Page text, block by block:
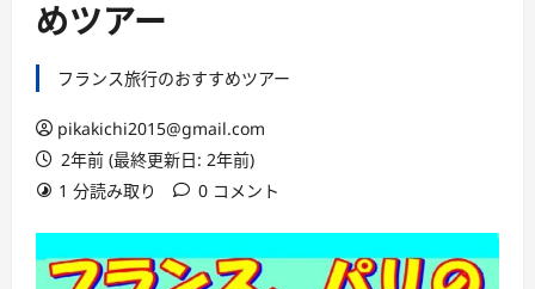
めツアー
フランス旅行のおすすめツアー
pikakichi2015@gmail.com
2年前 (最終更新日: 2年前)
1 分読み取り
0 コメント